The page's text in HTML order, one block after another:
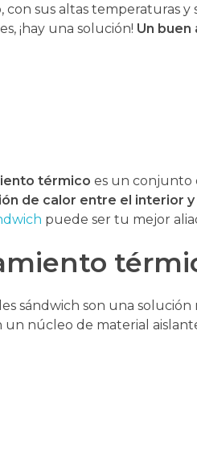
con sus altas temperaturas
¡hay una solución! Un
térmico es un conjunto
de calor entre el interior
puede ser tu mejor
sándwich son una
un núcleo de material